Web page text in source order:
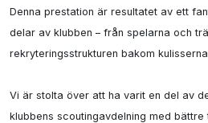
Denna prestation är resultatet av ett
delar av klubben – från spelarna och
rekryteringsstrukturen bakom
Vi är stolta över att ha varit en del av
klubbens scoutingavdelning med bättre